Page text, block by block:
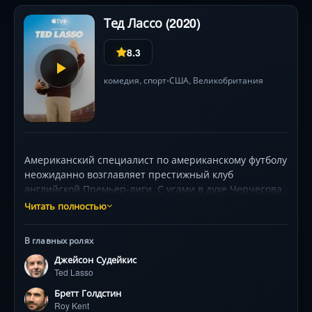
Тед Лассо (2020)
8.3
комедия, спорт•США, Великобритания
Американский специалист по американскому футболу
неожиданно возглавляет престижный клуб
английской Премьер-лиги. С усами в духе Черчесова
и неистребимым обаянием он бросает вызов
неопытности. Его парадоксальные методы —
печенье вместо тактик, психология вместо штрафов
— ставят на уши команду «неудачников»:
стареющего капитана-грубияна (Бретт Голдстейн),
талантливого эгоиста (Фил Данстер) и юного
Читать полностью
В главных ролях
Джейсон Судейкис
Ted Lasso
Бретт Голдстин
Roy Kent